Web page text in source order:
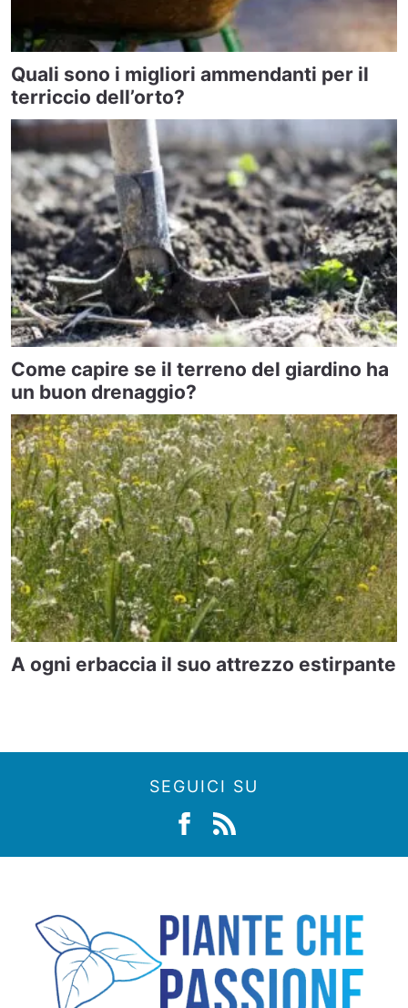
Quali sono i migliori ammendanti per il
terriccio dell’orto?
Come capire se il terreno del giardino ha
un buon drenaggio?
A ogni erbaccia il suo attrezzo estirpante
SEGUICI SU